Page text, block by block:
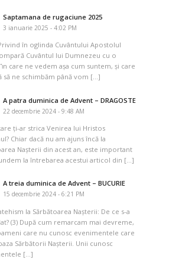
Saptamana de rugaciune 2025
3 ianuarie 2025 - 4:02 PM
în oglinda Cuvântului Apostolul
Cuvântul lui Dumnezeu cu o
care ne vedem așa cum suntem, și care
să ne schimbăm până vom […]
A patra duminica de Advent – DRAGOSTE
22 decembrie 2024 - 9:48 AM
ți-ar strica Venirea lui Hristos
Chiar dacă nu am ajuns încă la
Nașterii din acest an, este important
la întrebarea acestui articol din […]
A treia duminica de Advent – BUCURIE
15 decembrie 2024 - 6:21 PM
la Sărbătoarea Nașterii: De ce s-a
(3) După cum remarcam mai devreme,
care nu cunosc evenimentele care
Sărbătorii Nașterii. Unii cunosc
[…]